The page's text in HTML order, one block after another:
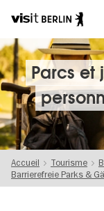
Aller
au
contenu
principal
Portail
officiel
du
tourisme
de
Berlin
Parcs et
Accueil Tourisme
Barrierefreie Parks &